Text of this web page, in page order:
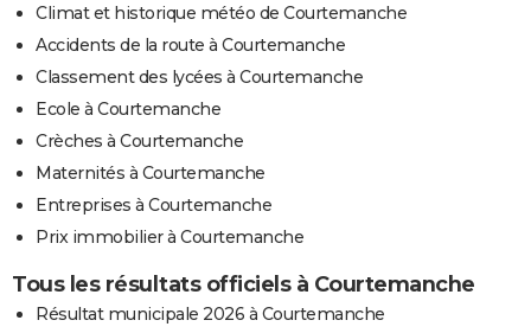
Climat et historique météo de Courtemanche
Accidents de la route à Courtemanche
Classement des lycées à Courtemanche
Ecole à Courtemanche
Crèches à Courtemanche
Maternités à Courtemanche
Entreprises à Courtemanche
Prix immobilier à Courtemanche
Tous les résultats officiels à Courtemanche
Résultat municipale 2026 à Courtemanche